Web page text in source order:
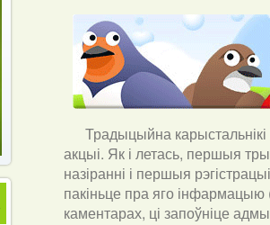
Традыцыйна карыстальнікі
акцыі. Як і летась, першыя
назіранні і першыя
пакіньце пра яго інфармацыю
каментарах, ці запоўніце